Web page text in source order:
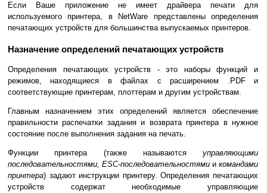
Если Ваше приложение не имеет драйвера печати для
используемого принтера, в NetWare представлены определения
печатающих устройств для большинства выпускаемых принтеров.
Назначение определений печатающих устройств
Определения печатающих устройств - это наборы функций и
режимов, находящиеся в файлах с расширением .PDF и
соответствующие принтерам, плоттерам и другим устройствам.
Главным назначением этих определений является обеспечение
правильности распечатки задания и возврата принтера в нужное
состояние после выполнения задания на печать.
Функции принтера (также называются управляющими
последовательностями, ESC-последовательностями и командами
принтера) задают инструкции принтеру. Определения печатающих
устройств содержат необходимые управляющие